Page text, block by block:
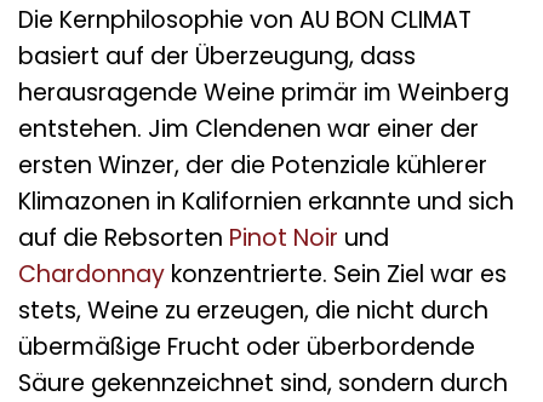
Die Kernphilosophie von AU BON CLIMAT
basiert auf der Überzeugung, dass
herausragende Weine primär im Weinberg
entstehen. Jim Clendenen war einer der
ersten Winzer, der die Potenziale kühlerer
Klimazonen in Kalifornien erkannte und sich
auf die Rebsorten Pinot Noir und
Chardonnay konzentrierte. Sein Ziel war es
stets, Weine zu erzeugen, die nicht durch
übermäßige Frucht oder überbordende
Säure gekennzeichnet sind, sondern durch